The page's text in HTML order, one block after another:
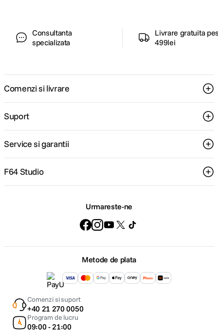
Consultanta
specializata
Livrare gratuita
499lei
Comenzi si livrare
Suport
Service si garantii
F64 Studio
Urmareste-ne
Metode de plata
Comenzi si suport
+40 21 270 0050
Program de lucru
09:00 - 21:00